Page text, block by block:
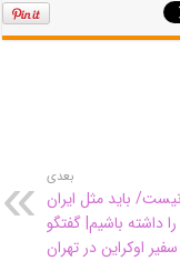
بعدی
نیست/ باید مثل ایران
داشته باشیم| گفتگو
سفیر اوکراین در تهران